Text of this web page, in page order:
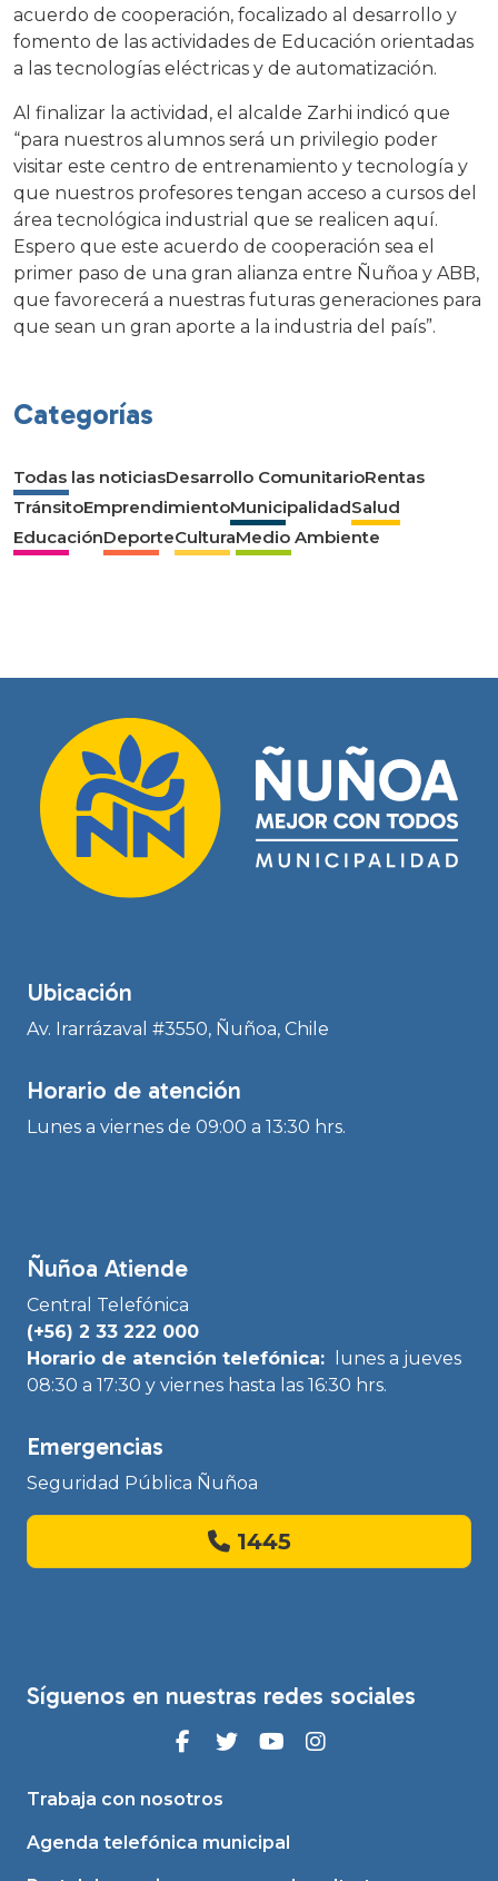
acuerdo de cooperación, focalizado al desarrollo y
fomento de las actividades de Educación orientadas
a las tecnologías eléctricas y de automatización.
Al finalizar la actividad, el alcalde Zarhi indicó que
“para nuestros alumnos será un privilegio poder
visitar este centro de entrenamiento y tecnología y
que nuestros profesores tengan acceso a cursos del
área tecnológica industrial que se realicen aquí.
Espero que este acuerdo de cooperación sea el
primer paso de una gran alianza entre Ñuñoa y ABB,
que favorecerá a nuestras futuras generaciones para
que sean un gran aporte a la industria del país”.
Categorías
Todas las noticiasDesarrollo ComunitarioRentas
TránsitoEmprendimientoMunicipalidadSalud
EducaciónDeporteCulturaMedio Ambiente
Ubicación
Av. Irarrázaval #3550, Ñuñoa, Chile
Horario de atención
Lunes a viernes de 09:00 a 13:30 hrs.
Ñuñoa Atiende
Central Telefónica
(+56) 2 33 222 000
Horario de atención telefónica:
lunes a jueves
08:30 a 17:30 y viernes hasta las 16:30 hrs.
Emergencias
Seguridad Pública Ñuñoa
1445
Síguenos en nuestras redes sociales
Trabaja con nosotros
Agenda telefónica municipal